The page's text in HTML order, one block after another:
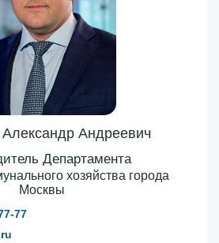
Андреевич
Департамента
хозяйства города
Москвы
77